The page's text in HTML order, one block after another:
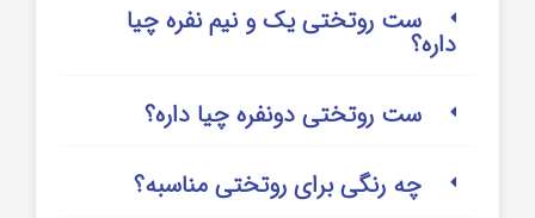
ست روتختی یک و نیم نفره چیا
داره؟
ست روتختی دونفره چیا داره؟
چه رنگی برای روتختی مناسبه؟